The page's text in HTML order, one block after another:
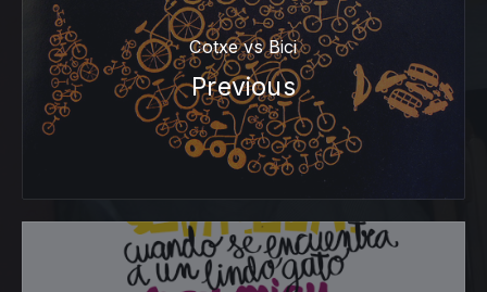
Cotxe vs Bici
Previous